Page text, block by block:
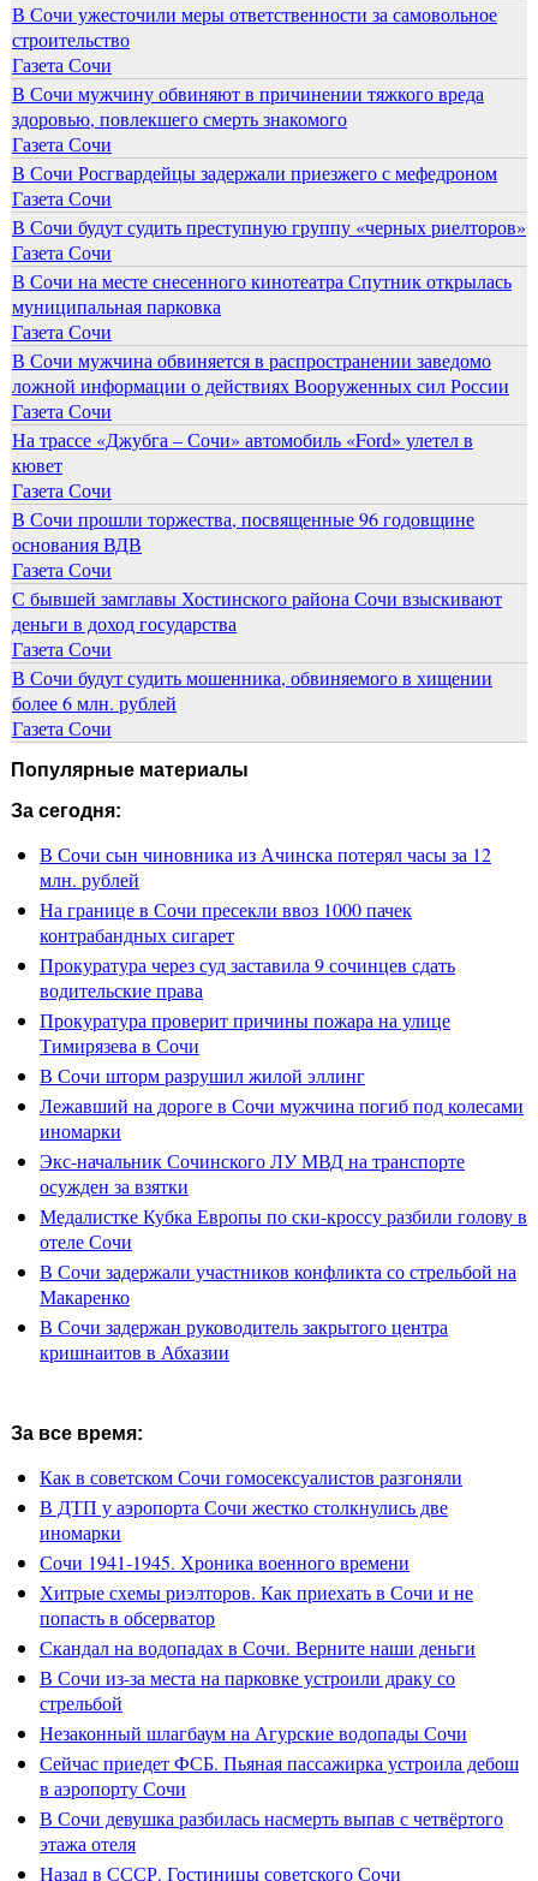
В Сочи ужесточили меры ответственности за самовольное
строительство
Газета Сочи
В Сочи мужчину обвиняют в причинении тяжкого вреда
здоровью, повлекшего смерть знакомого
Газета Сочи
В Сочи Росгвардейцы задержали приезжего с мефедроном
Газета Сочи
В Сочи будут судить преступную группу «черных риелторов»
Газета Сочи
В Сочи на месте снесенного кинотеатра Спутник открылась
муниципальная парковка
Газета Сочи
В Сочи мужчина обвиняется в распространении заведомо
ложной информации о действиях Вооруженных сил России
Газета Сочи
На трассе «Джубга – Сочи» автомобиль «Ford» улетел в
кювет
Газета Сочи
В Сочи прошли торжества, посвященные 96 годовщине
основания ВДВ
Газета Сочи
С бывшей замглавы Хостинского района Сочи взыскивают
деньги в доход государства
Газета Сочи
В Сочи будут судить мошенника, обвиняемого в хищении
более 6 млн. рублей
Газета Сочи
Популярные материалы
За сегодня:
В Сочи сын чиновника из Ачинска потерял часы за 12
млн. рублей
На границе в Сочи пресекли ввоз 1000 пачек
контрабандных сигарет
Прокуратура через суд заставила 9 сочинцев сдать
водительские права
Прокуратура проверит причины пожара на улице
Тимирязева в Сочи
В Сочи шторм разрушил жилой эллинг
Лежавший на дороге в Сочи мужчина погиб под колесами
иномарки
Экс-начальник Сочинского ЛУ МВД на транспорте
осужден за взятки
Медалистке Кубка Европы по ски-кроссу разбили голову в
отеле Сочи
В Сочи задержали участников конфликта со стрельбой на
Макаренко
В Сочи задержан руководитель закрытого центра
кришнаитов в Абхазии
За все время:
Как в советском Сочи гомосексуалистов разгоняли
В ДТП у аэропорта Сочи жестко столкнулись две
иномарки
Сочи 1941-1945. Хроника военного времени
Хитрые схемы риэлторов. Как приехать в Сочи и не
попасть в обсерватор
Скандал на водопадах в Сочи. Верните наши деньги
В Сочи из-за места на парковке устроили драку со
стрельбой
Незаконный шлагбаум на Агурские водопады Сочи
Сейчас приедет ФСБ. Пьяная пассажирка устроила дебош
в аэропорту Сочи
В Сочи девушка разбилась насмерть выпав с четвёртого
этажа отеля
Назад в СССР. Гостиницы советского Сочи